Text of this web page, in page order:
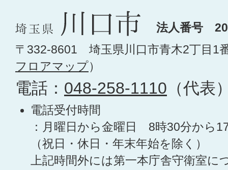
法人番号
〒332-8601 埼玉県川口市青木2丁目1
フロアマップ）
電話： 048-258-1110 （代表
電話受付時間
：月曜日から金曜日 8時30分から
（祝日・休日・年末年始を除く）
上記時間外には第一本庁舎守衛室